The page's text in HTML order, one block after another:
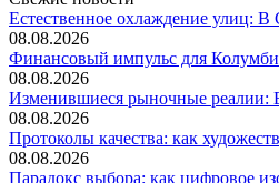
Естественное охлаждение улиц: В
08.08.2026
Финансовый импульс для
08.08.2026
Изменившиеся рыночные реалии:
08.08.2026
Протоколы качества: как
08.08.2026
Парадокс выбора: как цифровое